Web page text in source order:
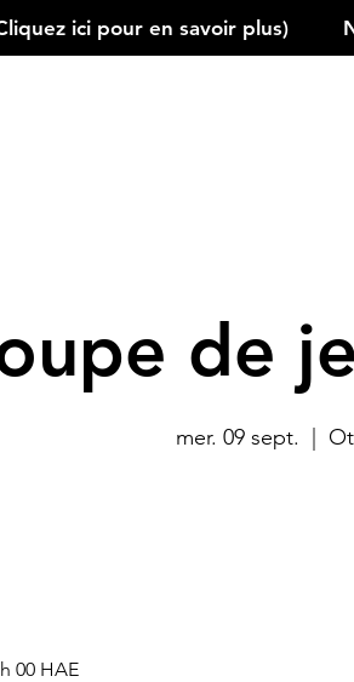
ici pour en savoir plus)
de
mer. 09 sept.
00 HAE